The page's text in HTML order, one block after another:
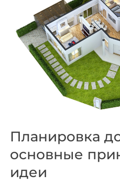
Планировка
основные
идеи